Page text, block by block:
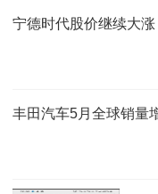
宁德时代股价继续大
丰田汽车5月全球销量